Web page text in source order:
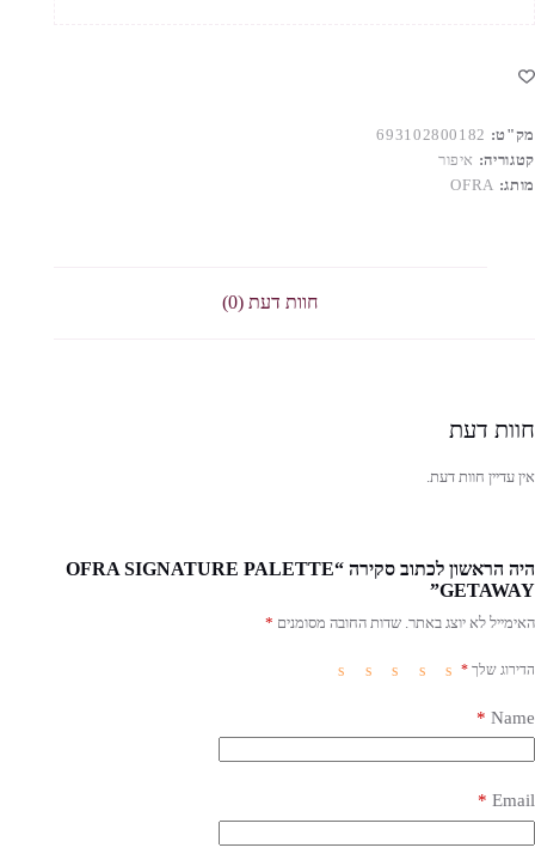
מק"ט: 693102800182
קטגוריה: איפור
מותג: OFRA
חוות דעת (0)
חוות דעת
אין עדיין חוות דעת.
היה הראשון לכתוב סקירה “OFRA SIGNATURE PALETTE
GETAWAY”
האימייל לא יוצג באתר. שדות החובה מסומנים *
הדירוג שלך *
Name
*
Email
*